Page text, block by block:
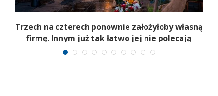
Trzech na czterech ponownie założyłoby własną
firmę. Innym już tak łatwo jej nie polecają